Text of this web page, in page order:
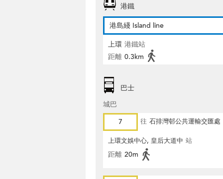
港鐵
港島綫 Island line
上環 港鐵站
距離 0.3km
巴士
城巴
7
往 石排灣邨公共運輸交匯處
上環文娛中心, 皇后大道中 站
距離 20m